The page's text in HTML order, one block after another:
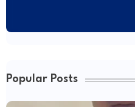
Popular Posts